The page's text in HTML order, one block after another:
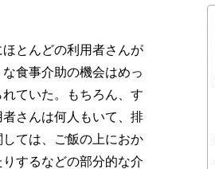
とんどの利用者さんが
食事介助の機会はめっ
ていた。もちろん、す
さんは何人もいて、排
ては、ご飯の上におか
するなどの部分的な介